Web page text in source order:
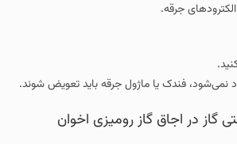
جرقه.
نمی‌شود، فندک یا ماژول جرقه باید تعویض شوند.
گاز در اجاق گاز رومیزی اخوان